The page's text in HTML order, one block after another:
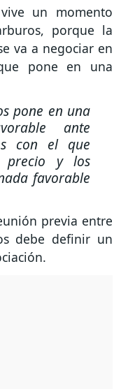
vive un momento
porque la
va a negociar en
pone en una
pone en una
ante
con el que
precio y los
favorable
previa entre
debe definir un